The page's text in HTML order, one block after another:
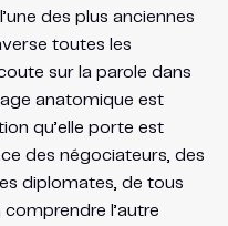
des plus anciennes
toutes les
sur la parole dans
anatomique est
qu’elle porte est
des négociateurs, des
diplomates, de tous
l’autre